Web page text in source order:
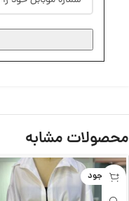
محصولات مشابه
ناموجود